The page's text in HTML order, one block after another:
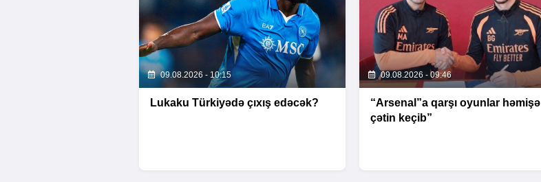
09.08.2026 - 10:15
Lukaku Türkiyədə çıxış edəcək?
09.08.2026 - 09:46
“Arsenal”a qarşı oyunlar həmişə
çətin keçib”